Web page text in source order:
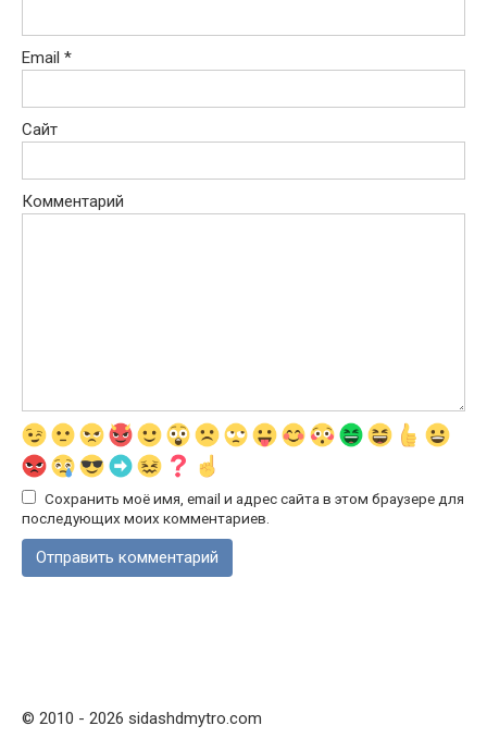
Email *
Сайт
Комментарий
Сохранить моё имя, email и адрес сайта в этом браузере для
последующих моих комментариев.
© 2010 - 2026 sidashdmytro.com